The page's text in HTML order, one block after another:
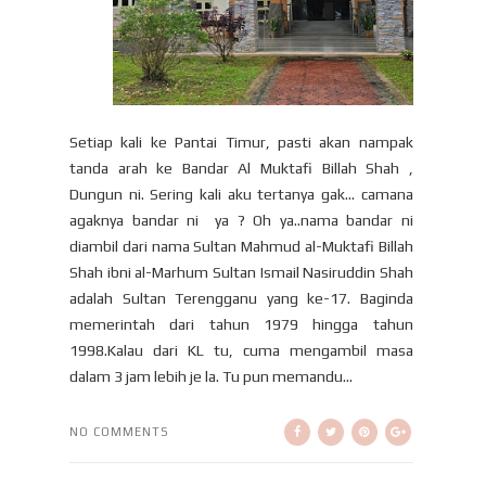
Setiap kali ke Pantai Timur, pasti akan nampak
tanda arah ke Bandar Al Muktafi Billah Shah ,
Dungun ni. Sering kali aku tertanya gak... camana
agaknya bandar ni ya ? Oh ya..nama bandar ni
diambil dari nama Sultan Mahmud al-Muktafi Billah
Shah ibni al-Marhum Sultan Ismail Nasiruddin Shah
adalah Sultan Terengganu yang ke-17. Baginda
memerintah dari tahun 1979 hingga tahun
1998.Kalau dari KL tu, cuma mengambil masa
dalam 3 jam lebih je la. Tu pun memandu...
NO COMMENTS